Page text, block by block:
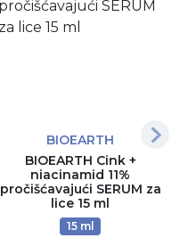
BIOEARTH
BIOEARTH Cink +
niacinamid 11%
pročišćavajući SERUM za
lice 15 ml
15 ml